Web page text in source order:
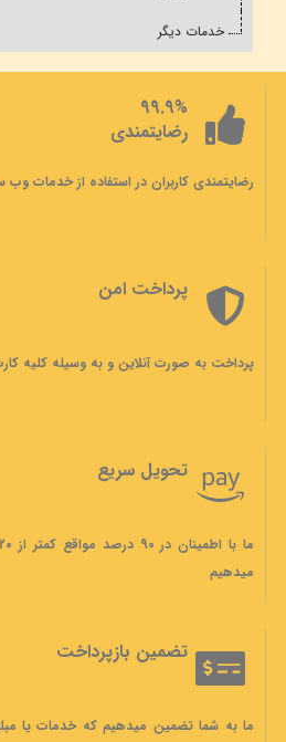
خدمات دیگر
99.9%
رضایتمندی
رضایتمندی کاربران در استفاده از خدمات
پرداخت امن
پرداخت به صورت آنلاین و به وسیله کلیه
تحویل سریع
میدهیم
تضمین بازپرداخت
ما به شما تضمین میدهیم که خدمات یا